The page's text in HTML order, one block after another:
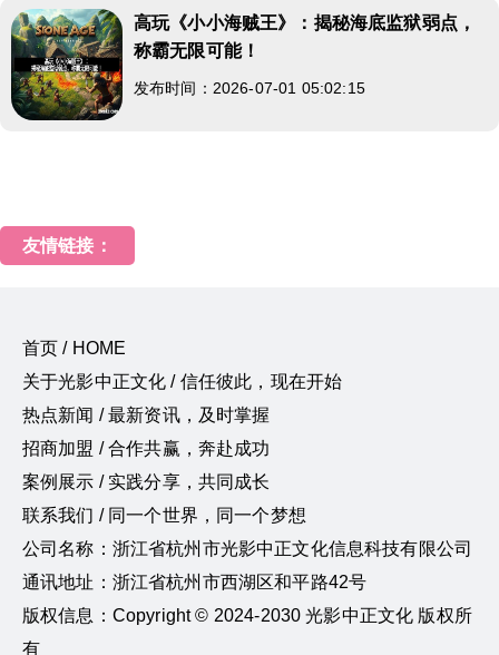
高玩《小小海贼王》：揭秘海底监狱弱点，
称霸无限可能！
发布时间：2026-07-01 05:02:15
友情链接：
首页 / HOME
关于光影中正文化 / 信任彼此，现在开始
热点新闻 / 最新资讯，及时掌握
招商加盟 / 合作共赢，奔赴成功
案例展示 / 实践分享，共同成长
联系我们 / 同一个世界，同一个梦想
公司名称：浙江省杭州市光影中正文化信息科技有限公司
通讯地址：浙江省杭州市西湖区和平路42号
版权信息：Copyright © 2024-2030 光影中正文化 版权所
有